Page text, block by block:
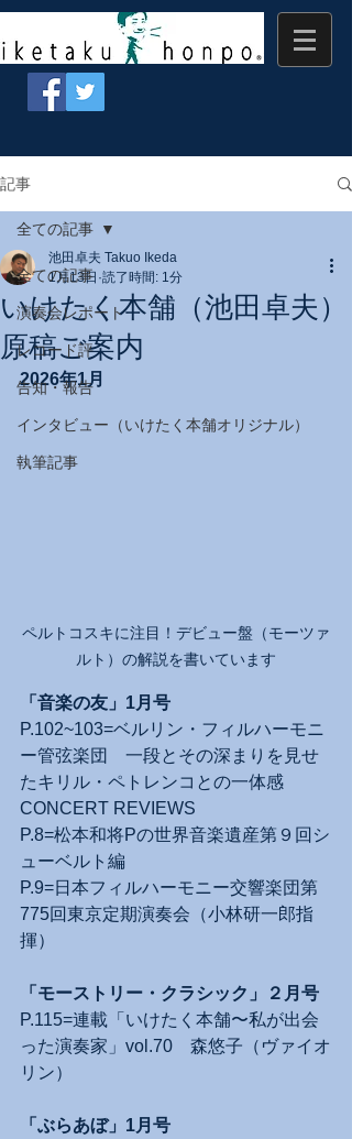
記事
全ての記事
演奏会レポート
レコード評
告知・報告
インタビュー（いけたく本舗オリジナル）
執筆記事
全ての記事
いけたく本舗（池田卓夫）
原稿ご案内
池田卓夫 Takuo Ikeda
1月13日 読了時間: 1分
2026年1月
ペルトコスキに注目！デビュー盤（モーツァ
ルト）の解説を書いています
「音楽の友」1月号
P.102~103=ベルリン・フィルハーモニ
ー管弦楽団　一段とその深まりを見せ
たキリル・ペトレンコとの一体感
CONCERT REVIEWS
P.8=松本和将Pの世界音楽遺産第９回シ
ューベルト編
P.9=日本フィルハーモニー交響楽団第
775回東京定期演奏会（小林研一郎指
揮）
「モーストリー・クラシック」２月号
P.115=連載「いけたく本舗〜私が出会
った演奏家」vol.70　森悠子（ヴァイオ
リン）
「ぶらあぼ」1月号